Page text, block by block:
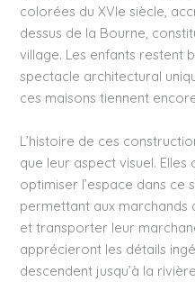
colorées du XVIe siècle,
dessus de la Bourne,
village. Les enfants restent
spectacle architectural
ces maisons tiennent
L’histoire de ces
que leur aspect visuel.
optimiser l’espace dans ce
permettant aux
et transporter leur
apprécieront les détails
descendent jusqu’à la